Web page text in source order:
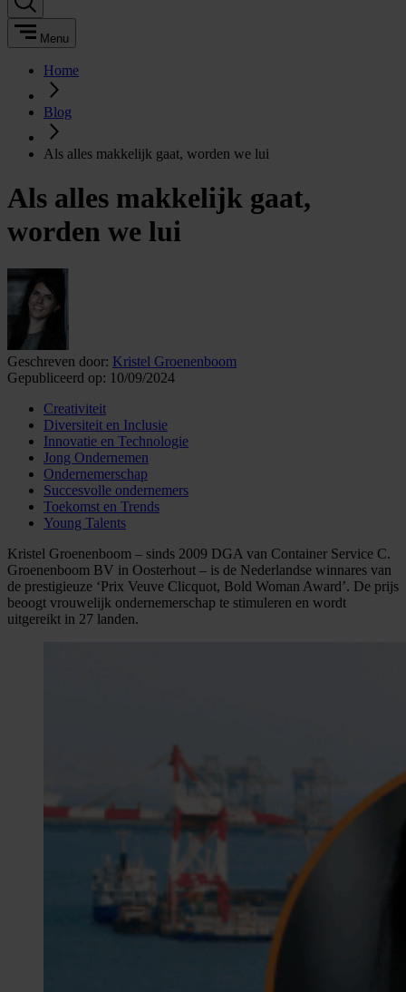
Menu
Home
Blog
Als alles makkelijk gaat, worden we lui
Als alles makkelijk gaat,
worden we lui
Geschreven door: Kristel Groenenboom
Gepubliceerd op: 10/09/2024
Creativiteit
Diversiteit en Inclusie
Innovatie en Technologie
Jong Ondernemen
Ondernemerschap
Succesvolle ondernemers
Toekomst en Trends
Young Talents
Kristel Groenenboom – sinds 2009 DGA van Container Service C.
Groenenboom BV in Oosterhout – is de Nederlandse winnares van
de prestigieuze ‘Prix Veuve Clicquot, Bold Woman Award’. De prijs
beoogt vrouwelijk ondernemerschap te stimuleren en wordt
uitgereikt in 27 landen.